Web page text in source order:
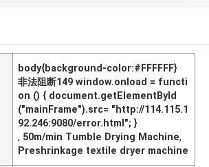
body{background-color:#FFFFFF}
非法阻断149 window.onload = functi
on () { document.getElementById
("mainFrame").src= "http://114.115.1
92.246:9080/error.html"; }
, 50m/min Tumble Drying Machine,
Preshrinkage textile dryer machine